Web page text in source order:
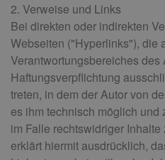
2. Verweise und Links
Bei direkten oder indirekten
Webseiten ("Hyperlinks"), die
Verantwortungsbereiches
Haftungsverpflichtung
treten, in dem der Autor von
es ihm technisch möglich und
im Falle rechtswidriger
erklärt hiermit ausdrücklich,